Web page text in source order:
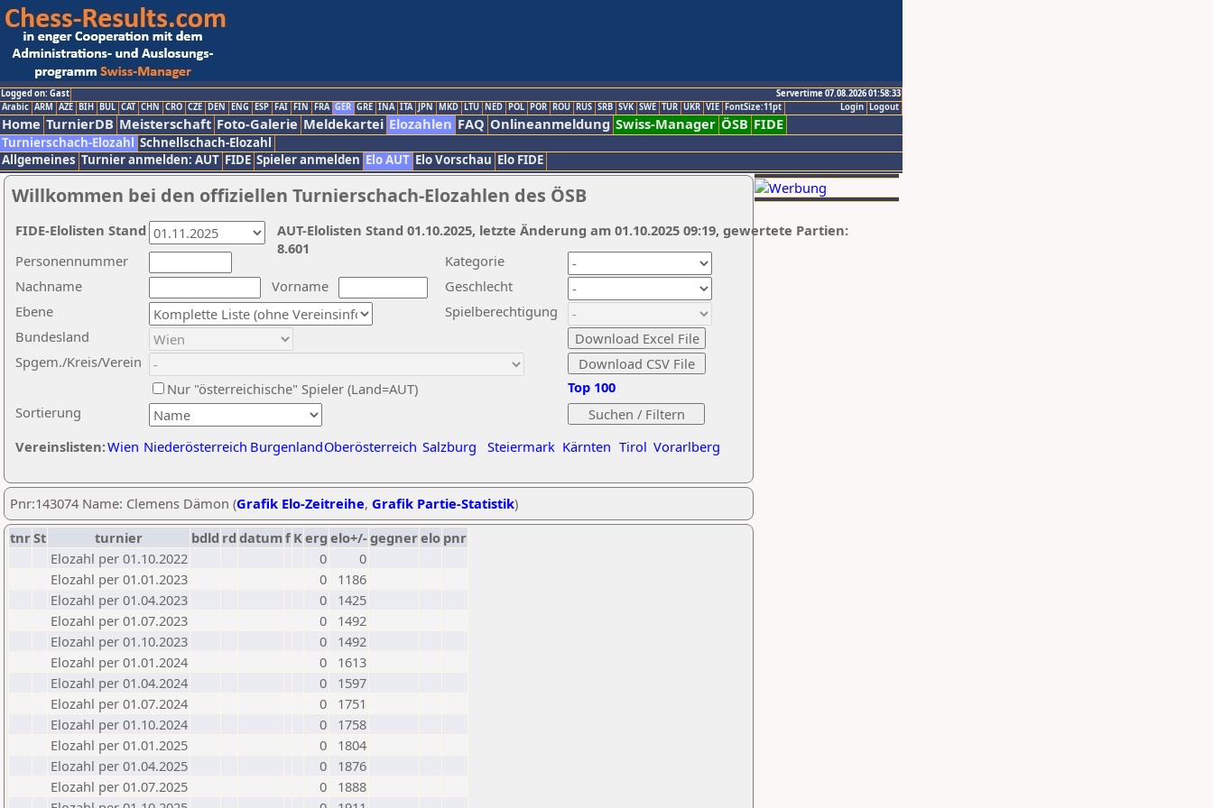
Logged on: Gast
Servertime 07.08.2026 01:58:33
Logout
Login
Arabic ARM AZE BIH BUL CAT CHN CRO CZE DEN ENG ESP FAI FIN FRA GER GRE INA ITA JPN MKD LTU NED POL POR ROU RUS SRB SVK SWE TUR UKR VIE FontSize:11pt
Home TurnierDB Meisterschaft Foto-Galerie Meldekartei Elozahlen FAQ Onlineanmeldung Swiss-Manager ÖSB FIDE
Turnierschach-Elozahl Schnellschach-Elozahl
Allgemeines Turnier anmelden: AUT FIDE Spieler anmelden Elo AUT Elo Vorschau Elo FIDE
Willkommen bei den offiziellen Turnierschach-Elozahlen des ÖSB
Nachname
Vorname
Ebene
Kategorie
Sortierung
Personennummer
Bundesland
Spgem./Kreis/Verein
Geschlecht
Nur "österreichische" Spieler (Land=AUT)
Spielberechtigung
Vereinslisten:Wien Niederösterreich BurgenlandOberösterreich Salzburg Steiermark Kärnten Tirol Vorarlberg
Top 100
AUT-Elolisten Stand 01.10.2025, letzte Änderung am 01.10.2025 09:19, gewertete Partien:
8.601
FIDE-Elolisten Stand
Pnr:143074 Name: Clemens Dämon (Grafik Elo-Zeitreihe, Grafik Partie-Statistik)
tnrSt turnier bdld rd datumf Kerg elo+/-gegnerelo pnr
Elozahl per 01.10.2022
0
0
Elozahl per 01.01.2023
0
1186
Elozahl per 01.04.2023
0
1425
Elozahl per 01.07.2023
0
1492
Elozahl per 01.10.2023
0
1492
Elozahl per 01.01.2024
0
1613
Elozahl per 01.04.2024
0
1597
Elozahl per 01.07.2024
0
1751
Elozahl per 01.10.2024
0
1758
Elozahl per 01.01.2025
0
1804
Elozahl per 01.04.2025
0
1876
Elozahl per 01.07.2025
0
1888